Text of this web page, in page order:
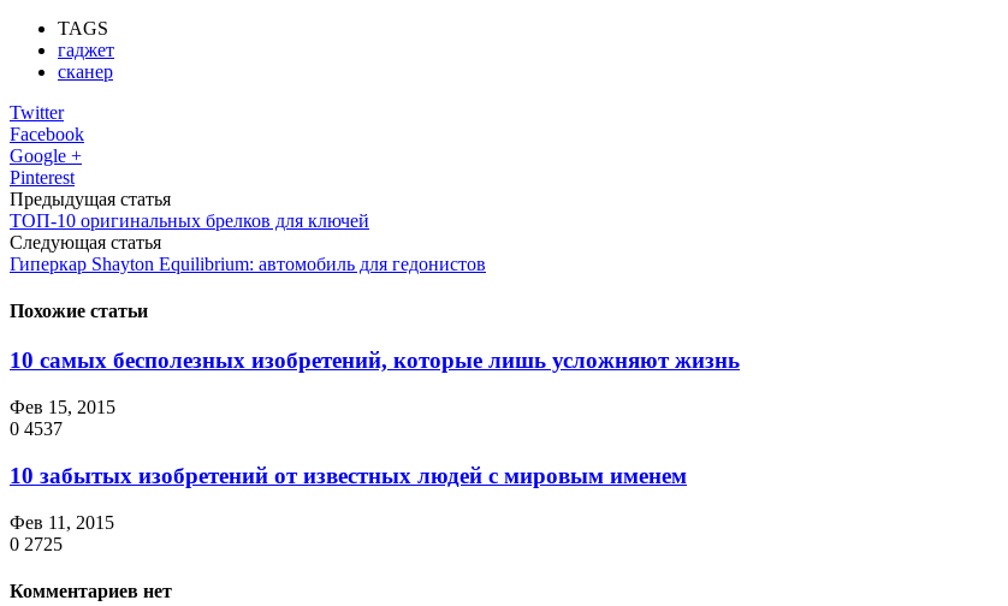
TAGS
гаджет
сканер
Twitter
Facebook
Google +
Pinterest
Предыдущая статья
ТОП-10 оригинальных брелков для ключей
Следующая статья
Гиперкар Shayton Equilibrium: автомобиль для гедонистов
Похожие статьи
10 самых бесполезных изобретений, которые лишь усложняют жизнь
Фев 15, 2015
0 4537
10 забытых изобретений от известных людей с мировым именем
Фев 11, 2015
0 2725
Комментариев нет